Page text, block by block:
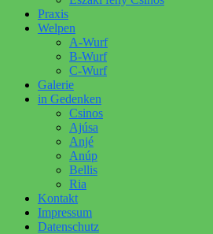
Praxis
Welpen
A-Wurf
B-Wurf
C-Wurf
Galerie
in Gedenken
Csinos
Ajúsa
Anjé
Anúp
Bellis
Ria
Kontakt
Impressum
Datenschutz